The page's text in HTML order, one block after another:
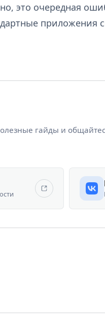
это очередная
приложения
гайды и